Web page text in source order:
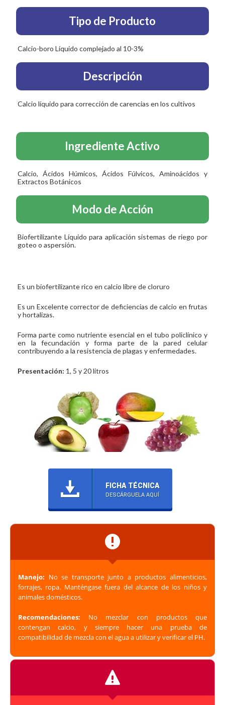
Tipo de Producto
Calcio-boro Líquido complejado al 10-3%
Descripción
Calcio líquido para corrección de carencias en los cultivos
Ingrediente Activo
Calcio, Ácidos Húmicos, Ácidos Fúlvicos, Aminoácidos y
Extractos Botánicos
Modo de Acción
Biofertilizante Líquido para aplicación sistemas de riego por
goteo o aspersión.
Es un biofertilizante rico en calcio libre de cloruro
Es un Excelente corrector de deficiencias de calcio en frutas
y hortalizas.
Forma parte como nutriente esencial en el tubo policlínico y
en la fecundación y forma parte de la pared celular
contribuyendo a la resistencia de plagas y enfermedades.
Presentación: 1, 5 y 20 litros
FICHA TÉCNICA
DESCÁRGUELA AQUÍ
Manejo: No se transporte junto a productos alimenticios,
forrajes, ropa. Manténgase fuera del alcance de los niños y
animales domésticos.
Recomendaciones: No mezclar con productos que
contengan calcio, y siempre hacer una prueba de
compatibilidad de mezcla con el agua a utilizar y verificar el PH.